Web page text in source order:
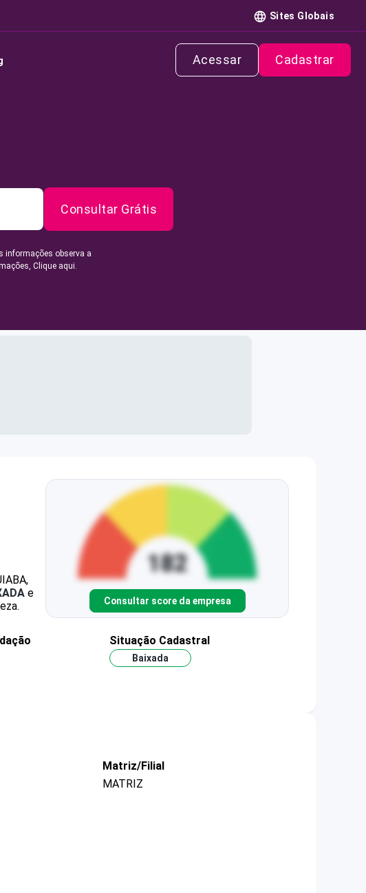
Sites Globais
Acessar Cadastrar
Consultar Grátis
informações observa a
Clique aqui.
e
Consultar score da empresa
Situação Cadastral
Baixada
Matriz/Filial
MATRIZ